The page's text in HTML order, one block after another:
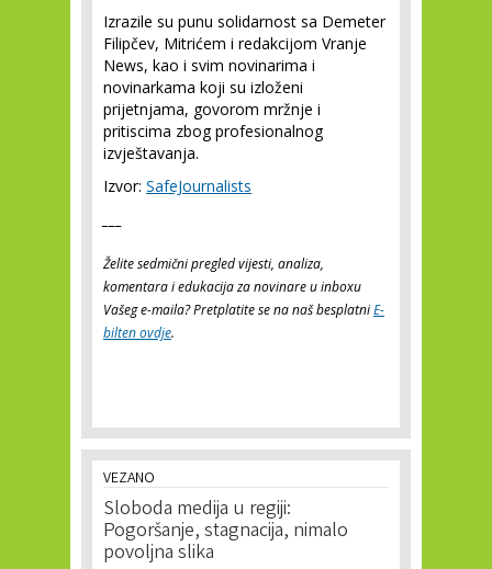
Izrazile su punu solidarnost sa Demeter
Filipčev, Mitrićem i redakcijom Vranje
News, kao i svim novinarima i
novinarkama koji su izloženi
prijetnjama, govorom mržnje i
pritiscima zbog profesionalnog
izvještavanja.
Izvor: SafeJournalists
Želite sedmični pregled vijesti, analiza,
komentara i edukacija za novinare u inboxu
Vašeg e-maila? Pretplatite se na naš besplatniE-
bilten ovdje.
VEZANO
Sloboda medija u regiji:
Pogoršanje, stagnacija, nimalo
povoljna slika